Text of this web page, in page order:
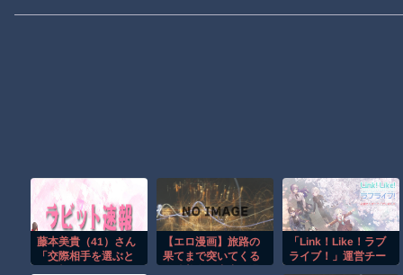
藤本美貴（41）さん
「交際相手を選ぶと
【エロ漫画】旅路の
果てまで突いてくる
「Link！Like！ラブ
ライブ！」運営チー